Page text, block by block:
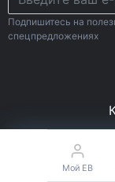
Подпишитесь на
спецпредложениях
© Все права
Спортивное питание
Мой EB